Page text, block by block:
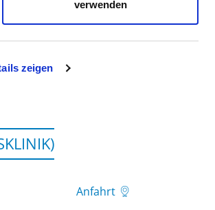
zeigen
verwenden
Anfahrt